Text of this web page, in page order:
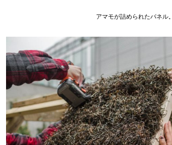
アマモが詰められたパネル。